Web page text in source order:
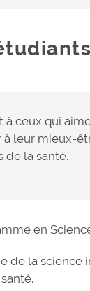
ceux qui
leur mieux-
la santé.
en
de la